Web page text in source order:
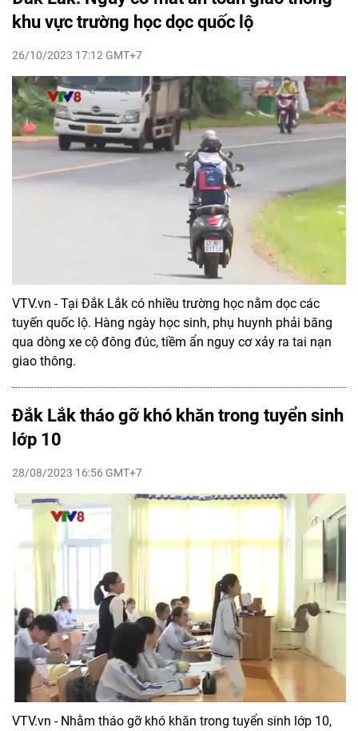
khu vực trường học dọc quốc lộ
26/10/2023 17:12 GMT+7
VTV.vn - Tại Đắk Lắk có nhiều trường học nằm dọc các
tuyến quốc lộ. Hàng ngày học sinh, phụ huynh phải băng
qua dòng xe cộ đông đúc, tiềm ẩn nguy cơ xảy ra tai nạn
giao thông.
Đắk Lắk tháo gỡ khó khăn trong tuyển sinh
lớp 10
28/08/2023 16:56 GMT+7
VTV.vn - Nhằm tháo gỡ khó khăn trong tuyển sinh lớp 10,